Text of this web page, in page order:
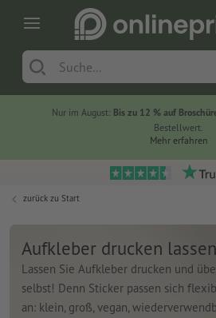
Nur im August: Bis zu 12 % auf
Bestellwert.
Mehr erfahren
zurück zu Start
Aufkleber drucken lassen
Lassen Sie Aufkleber drucken und
selbst! Denn Sticker passen sich
an: klein, groß, vegan,